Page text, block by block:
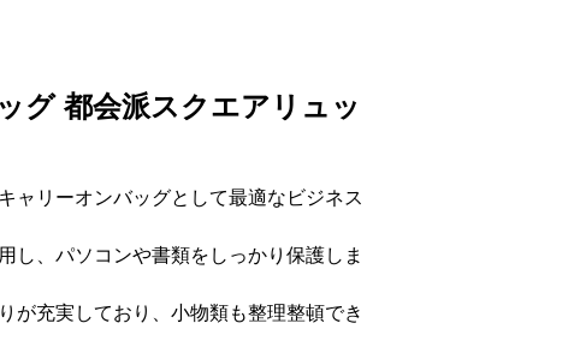
グ 都会派スクエアリュッ
ャリーオンバッグとして最適なビジネス
し、パソコンや書類をしっかり保護しま
が充実しており、小物類も整理整頓でき